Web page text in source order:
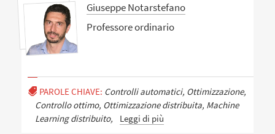
Giuseppe Notarstefano
Professore ordinario
PAROLE CHIAVE: Controlli automatici, Ottimizzazione,
Controllo ottimo, Ottimizzazione distribuita, Machine
Learning distribuito,
Leggi di più